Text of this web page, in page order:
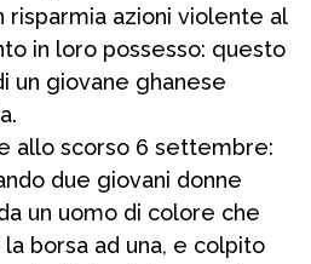
azioni violente al
in loro possesso: questo
un giovane ghanese
allo scorso 6 settembre:
due giovani donne
un uomo di colore che
borsa ad una, e colpito